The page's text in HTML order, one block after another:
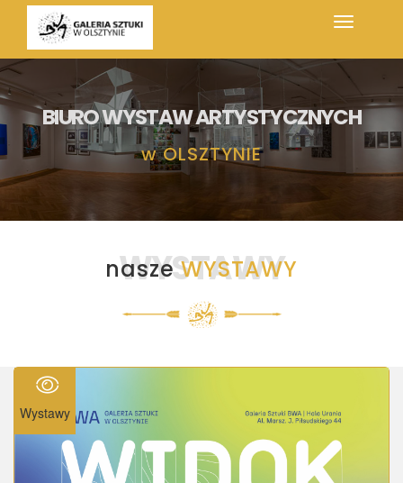
BIURO WYSTAW ARTYSTYCZNYCH
w OLSZTYNIE
WYSTAWY
naszeWYSTAWY
Wystawy